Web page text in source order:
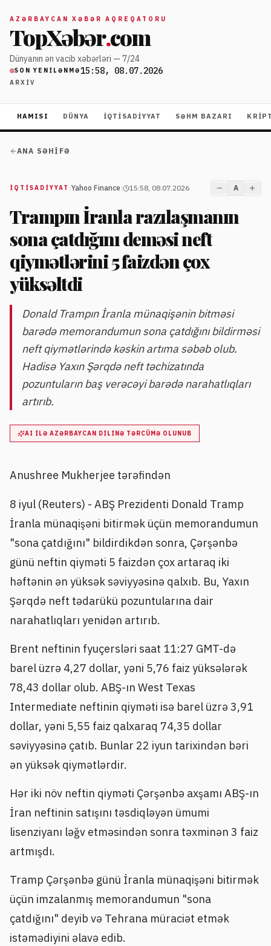
AZƏRBAYCAN XƏBƏR AQREQATORU
TopXəbər.com
Dünyanın ən vacib xəbərləri — 7/24
SON YENILƏNMƏ15:58, 08.07.2026
ARXIV
HAMISI DÜNYA İQTISADIYYAT SƏHM BAZARI
ANA SƏHIFƏ
İQTISADIYYAT Yahoo Finance 15:58, 08.07.2026 A
Trampın İranla razılaşmanın
sona çatdığını deməsi neft
qiymətlərini 5 faizdən çox
yüksəltdi
Donald Trampın İranla münaqişənin bitməsi
barədə memorandumun sona çatdığını bildirməsi
neft qiymətlərində kəskin artıma səbəb olub.
Hadisə Yaxın Şərqdə neft təchizatında
pozuntuların baş verəcəyi barədə narahatlıqları
artırıb.
AI ILƏ AZƏRBAYCAN DILINƏ TƏRCÜMƏ OLUNUB
Anushree Mukherjee tərəfindən
8 iyul (Reuters) - ABŞ Prezidenti Donald Tramp
İranla münaqişəni bitirmək üçün memorandumun
"sona çatdığını" bildirdikdən sonra, Çərşənbə
günü neftin qiyməti 5 faizdən çox artaraq iki
həftənin ən yüksək səviyyəsinə qalxıb. Bu, Yaxın
Şərqdə neft tədarükü pozuntularına dair
narahatlıqları yenidən artırıb.
Brent neftinin fyuçersləri saat 11:27 GMT-də
barel üzrə 4,27 dollar, yəni 5,76 faiz yüksələrək
78,43 dollar olub. ABŞ-ın West Texas
Intermediate neftinin qiyməti isə barel üzrə 3,91
dollar, yəni 5,55 faiz qalxaraq 74,35 dollar
səviyyəsinə çatıb. Bunlar 22 iyun tarixindən bəri
ən yüksək qiymətlərdir.
Hər iki növ neftin qiyməti Çərşənbə axşamı ABŞ-ın
İran neftinin satışını təsdiqləyən ümumi
lisenziyanı ləğv etməsindən sonra təxminən 3 faiz
artmışdı.
Tramp Çərşənbə günü İranla münaqişəni bitirmək
üçün imzalanmış memorandumun "sona
çatdığını" deyib və Tehrana müraciət etmək
istəmədiyini əlavə edib.